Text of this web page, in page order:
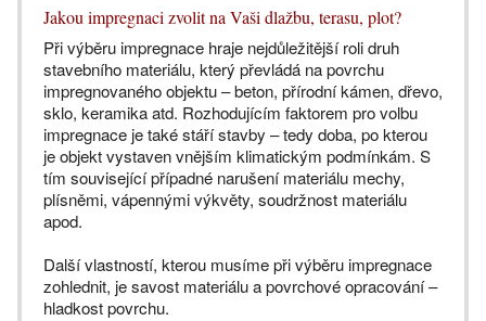
Jakou impregnaci zvolit na Vaši dlažbu, terasu, plot?
Při výběru impregnace hraje nejdůležitější roli druh
stavebního materiálu, který převládá na povrchu
impregnovaného objektu – beton, přírodní kámen, dřevo,
sklo, keramika atd. Rozhodujícím faktorem pro volbu
impregnace je také stáří stavby – tedy doba, po kterou
je objekt vystaven vnějším klimatickým podmínkám. S
tím související případné narušení materiálu mechy,
plísněmi, vápennými výkvěty, soudržnost materiálu
apod.
Další vlastností, kterou musíme při výběru impregnace
zohlednit, je savost materiálu a povrchové opracování –
hladkost povrchu.